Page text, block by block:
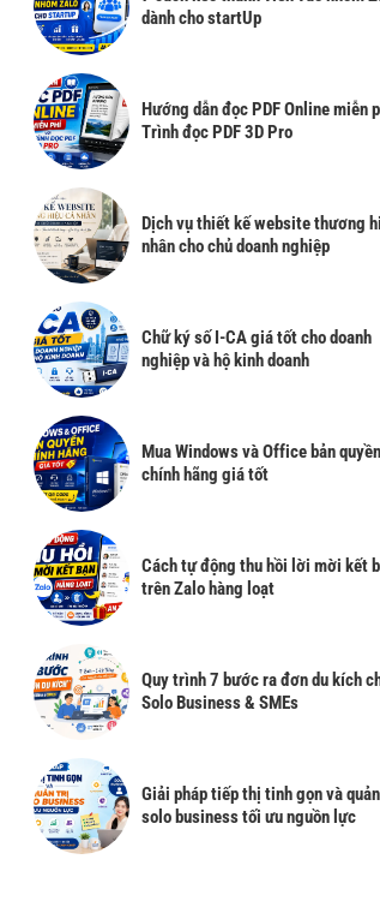
dành cho startUp
Hướng dẫn đọc PDF Online miễn
Trình đọc PDF 3D Pro
Dịch vụ thiết kế website thương
nhân cho chủ doanh nghiệp
Chữ ký số I-CA giá tốt cho doanh
nghiệp và hộ kinh doanh
Mua Windows và Office bản quyền
chính hãng giá tốt
Cách tự động thu hồi lời mời kết
trên Zalo hàng loạt
Quy trình 7 bước ra đơn du kích
Solo Business & SMEs
Giải pháp tiếp thị tinh gọn và
solo business tối ưu nguồn lực